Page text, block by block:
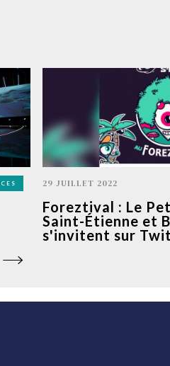
29 JUILLET 2022
Foreztival : Le
Saint-Étienne et
s'invitent sur